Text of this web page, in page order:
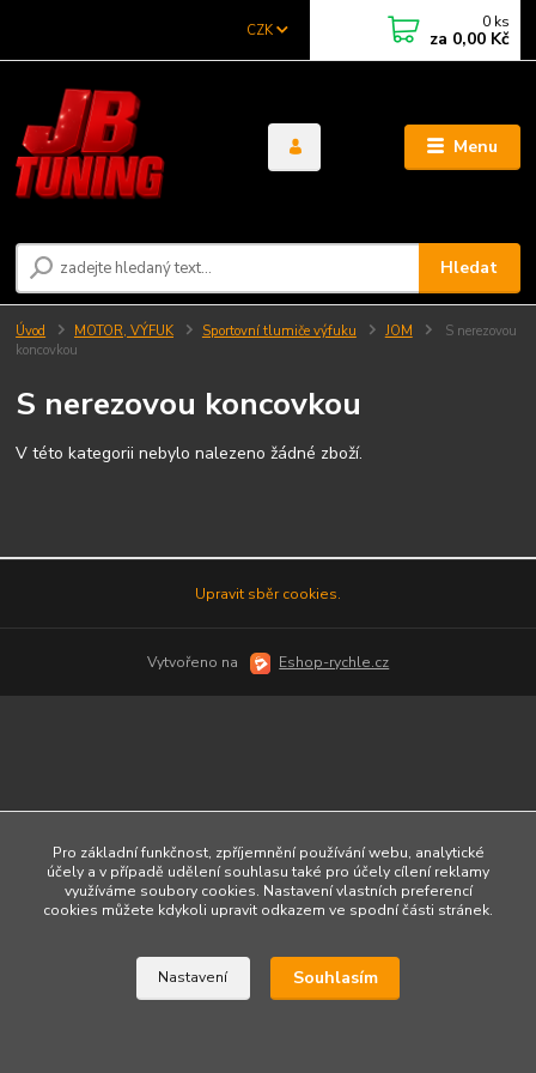
Menu
CZK
Hledat
0 ks
za 0,00 Kč
Úvod MOTOR, VÝFUK Sportovní tlumiče výfuku JOM
S nerezovou
koncovkou
S nerezovou koncovkou
V této kategorii nebylo nalezeno žádné zboží.
Upravit sběr cookies.
Vytvořeno na Eshop-rychle.cz
Pro základní funkčnost, zpříjemnění používání webu, analytické
účely a v případě udělení souhlasu také pro účely cílení reklamy
využíváme soubory cookies. Nastavení vlastních preferencí
cookies můžete kdykoli upravit odkazem ve spodní části stránek.
Nastavení Souhlasím